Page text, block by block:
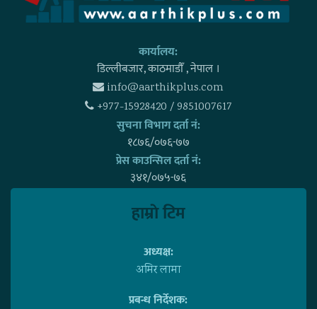
कार्यालय:
डिल्लीबजार, काठमाडाैँ , नेपाल ।
info@aarthikplus.com
+977-15928420 / 9851007617
सुचना विभाग दर्ता नं:
१८७६/०७६-७७
प्रेस काउन्सिल दर्ता नं:
३४१/०७५-७६
हाम्राे टिम
अध्यक्ष:
अमिर लामा
प्रबन्ध निर्देशक: